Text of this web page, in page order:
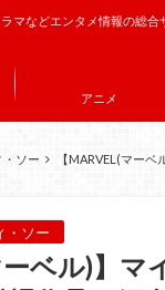
マなどエンタメ情報の総合
アニメ
・ソー 【MARVEL(マー
・ソー
ーベル)】